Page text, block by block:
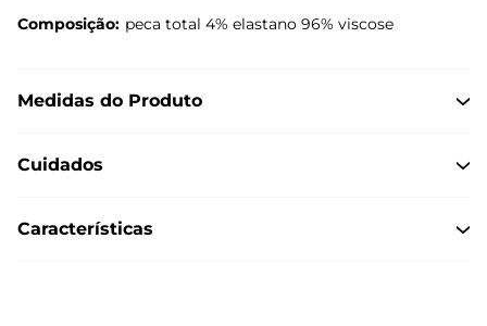
Composição: peca total 4% elastano 96% viscose
Medidas do Produto
Cuidados
Características